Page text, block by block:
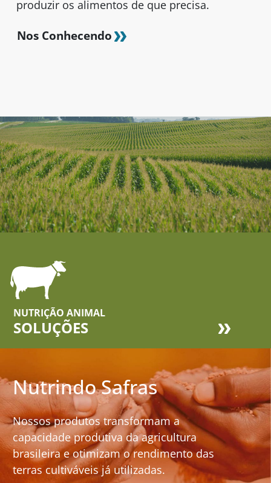
produzir os alimentos de que precisa.
Nos Conhecendo
NUTRIÇÃO ANIMAL
SOLUÇÕES
Nutrindo Safras
Nossos produtos transformam a
capacidade produtiva da agricultura
brasileira e otimizam o rendimento das
terras cultiváveis já utilizadas.